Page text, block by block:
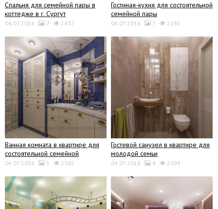
Спальня для семейной пары в
коттедже в г. Сургут
04.07.2016 7 2437
Гостиная-кухня для состоятельной
семейной пары
04.07.2016 7 2181
Ванная комната в квартире для
состоятельной семейной
04.07.2016 5 2302
Гостевой санузел в квартире для
молодой семьи
04.07.2016 4 2099